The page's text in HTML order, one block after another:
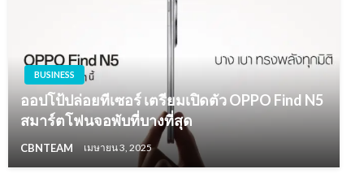
BUSINESS
ออปโป้ปล่อยทีเซอร์ เตรียมเปิดตัว OPPO Find N5
สมาร์ตโฟนจอพับที่บางที่สุด
CBNTEAM เมษายน 3, 2025